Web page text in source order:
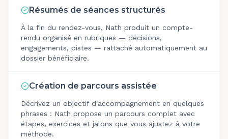
Résumés de séances structurés
À la fin du rendez-vous, Nath produit un compte-
rendu organisé en rubriques — décisions,
engagements, pistes — rattaché automatiquement au
dossier bénéficiaire.
Création de parcours assistée
Décrivez un objectif d'accompagnement en quelques
phrases : Nath propose un parcours complet avec
étapes, exercices et jalons que vous ajustez à votre
méthode.